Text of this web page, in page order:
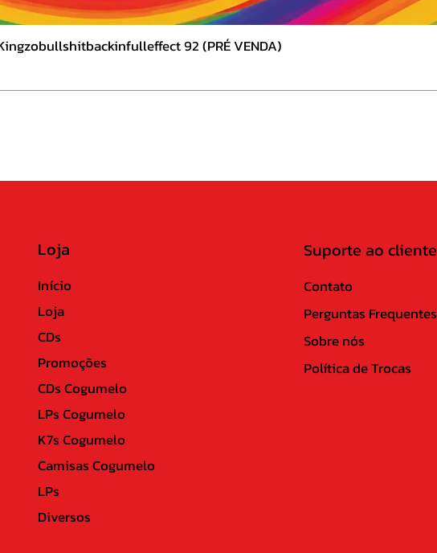
92 (PRÉ VENDA)
Loja
Início
Loja
CDs
Promoções
CDs Cogumelo
LPs Cogumelo
K7s Cogumelo
Camisas Cogumelo
LPs
Diversos
Suporte ao cliente
Contato
Perguntas Frequentes
Sobre nós
Política de Trocas